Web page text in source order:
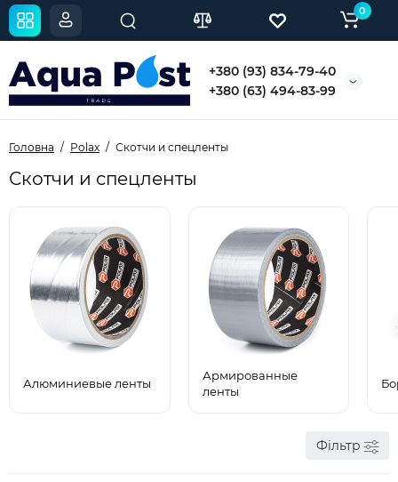
+380 (93) 834-79-40
+380 (63) 494-83-99
0
Головна Polax Скотчи и спецленты
Скотчи и спецленты
Алюминиевые ленты
Армированные
ленты
Фільтр